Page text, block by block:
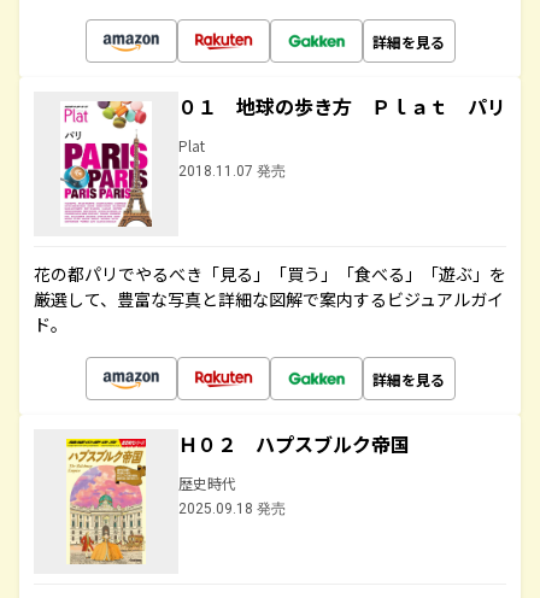
詳細を見る
０１ 地球の歩き方 Ｐｌａｔ パリ
Plat
2018.11.07 発売
花の都パリでやるべき「見る」「買う」「食べる」「遊ぶ」を
厳選して、豊富な写真と詳細な図解で案内するビジュアルガイ
ド。
詳細を見る
Ｈ０２ ハプスブルク帝国
歴史時代
2025.09.18 発売